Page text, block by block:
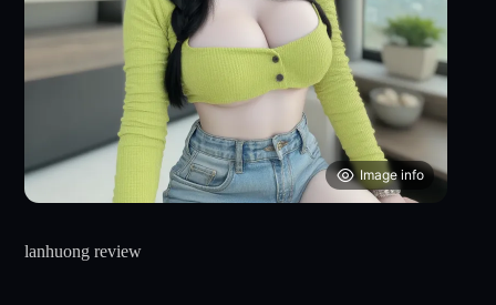
Image info
lanhuong review